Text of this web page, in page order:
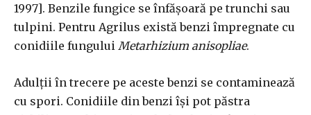
1997]. Benzile fungice se înfășoară pe trunchi sau
tulpini. Pentru Agrilus există benzi împregnate cu
conidiile fungului Metarhizium anisopliae.
Adulții în trecere pe aceste benzi se contaminează
cu spori. Conidiile din benzi își pot păstra